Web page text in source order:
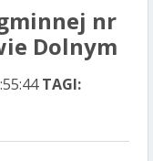
nr
Dolnym
TAGI: